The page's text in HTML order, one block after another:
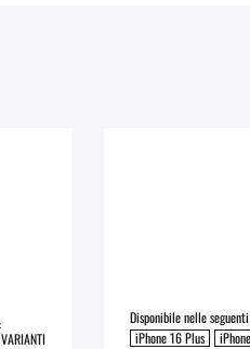
iPhone 16 Pro Max
iPhone 16 Plus